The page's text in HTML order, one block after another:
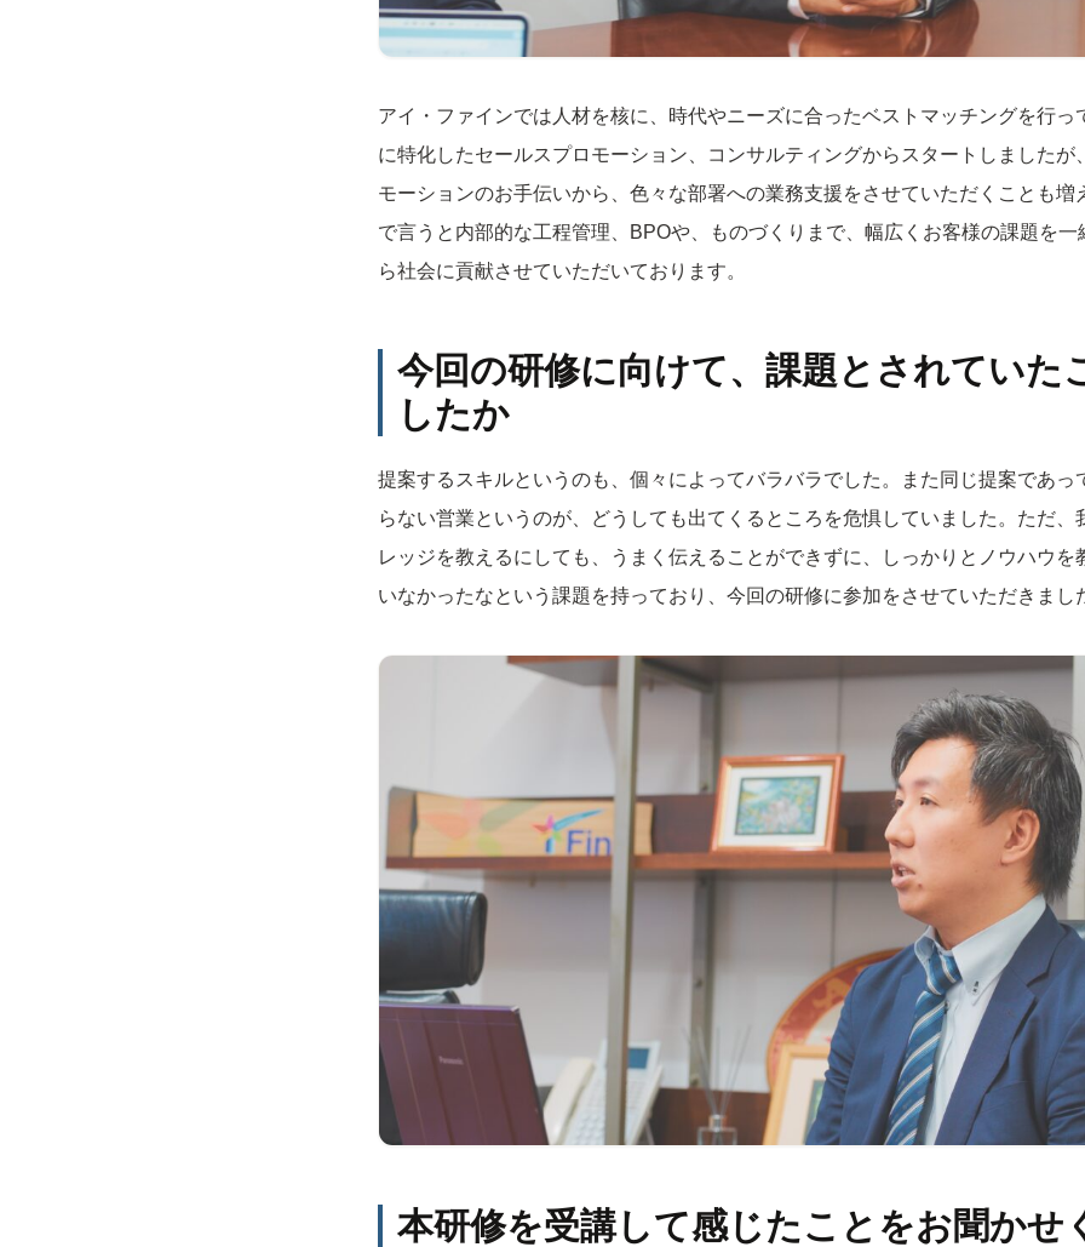
アイ・ファインでは人材を核に、時代やニーズに合ったベストマッチングを行っ
に特化したセールスプロモーション、コンサルティングからスタートしましたが
モーションのお手伝いから、色々な部署への業務支援をさせていただくことも増
で言うと内部的な工程管理、BPOや、ものづくりまで、幅広くお客様の課題を一
ら社会に貢献させていただいております。
今回の研修に向けて、課題とされていた
したか
提案するスキルというのも、個々によってバラバラでした。また同じ提案であっ
らない営業というのが、どうしても出てくるところを危惧していました。ただ、
レッジを教えるにしても、うまく伝えることができずに、しっかりとノウハウを
いなかったなという課題を持っており、今回の研修に参加をさせていただきまし
本研修を受講して感じたことをお聞かせ